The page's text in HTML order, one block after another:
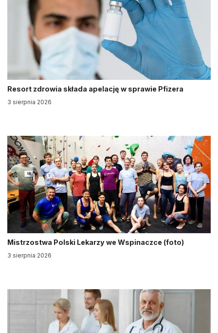
Resort zdrowia składa apelację w sprawie Pfizera
3 sierpnia 2026
Mistrzostwa Polski Lekarzy we Wspinaczce (foto)
3 sierpnia 2026